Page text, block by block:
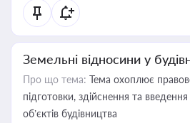
Земельні відносини у
Про що тема: Тема охоплює
підготовки, здійснення та
об’єктів будівництва